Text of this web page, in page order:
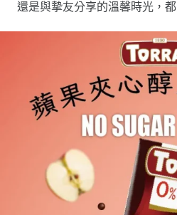
還是與摯友分享的溫馨時光，